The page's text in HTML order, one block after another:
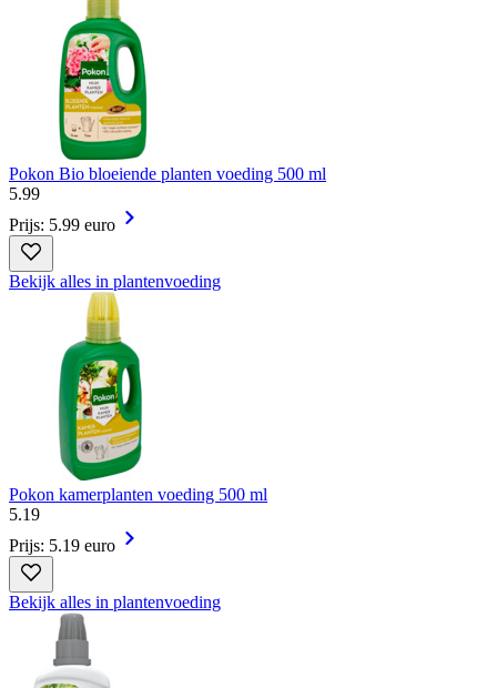
Pokon Bio bloeiende planten voeding 500 ml
5.99
Prijs: 5.99 euro
Bekijk alles in plantenvoeding
Pokon kamerplanten voeding 500 ml
5.19
Prijs: 5.19 euro
Bekijk alles in plantenvoeding